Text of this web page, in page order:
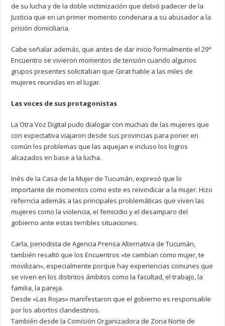
de su lucha y de la doble victimización que debió padecer de la
Justicia que en un primer momento condenara a su abusador a la
prisión domiciliaria.
Cabe señalar además, que antes de dar inicio formalmente el 29°
Encuentro se vivieron momentos de tensión cuando algunos
grupos presentes solicitaban que Girat hable a las miles de
mujeres reunidas en el lugar.
Las voces de sus protagonistas
La Otra Voz Digital pudo dialogar con muchas de las mujeres que
con expectativa viajaron desde sus provincias para poner en
común los problemas que las aquejan e incluso los logros
alcazados en base a la lucha.
Inés de la Casa de la Mujer de Tucumán, expresó que lo
importante de momentos como este es reivindicar a la mujer. Hizo
referncia además a las principales problemáticas que viven las
mujeres como la violencia, el femicidio y el desamparo del
gobierno ante estas terribles situaciones.
Carla, periodista de Agencia Prensa Alternativa de Tucumán,
también resaltó que los Encuentros «te cambian como mujer, te
movilizan», especialmente porque hay experiencias comunes que
se viven en los distintos ámbitos como la facultad, el trabajo, la
familia, la pareja.
Desde «Las Rojas» manifestaron que el gobierno es responsable
por los abortos clandestinos.
También desde la Comisión Organizadora de Zona Norte de